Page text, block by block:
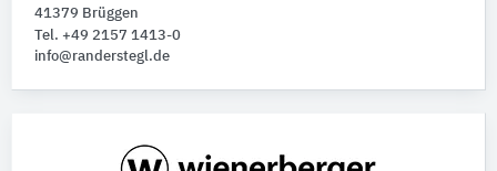
41379 Brüggen
Tel. +49 2157 1413-0
info@randerstegl.de